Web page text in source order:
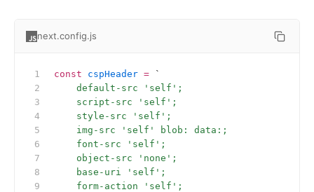
next.config.js
const cspHeader = `
    default-src 'self';
    script-src 'self';
    style-src 'self';
    img-src 'self' blob: data:;
    font-src 'self';
    object-src 'none';
    base-uri 'self';
    form-action 'self';